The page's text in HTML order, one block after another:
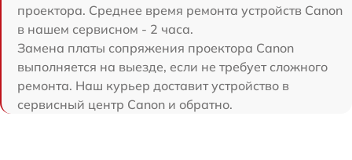
проектора. Среднее время ремонта устройств Canon
в нашем сервисном - 2 часа.
Замена платы сопряжения проектора Canon
выполняется на выезде, если не требует сложного
ремонта. Наш курьер доставит устройство в
сервисный центр Canon и обратно.